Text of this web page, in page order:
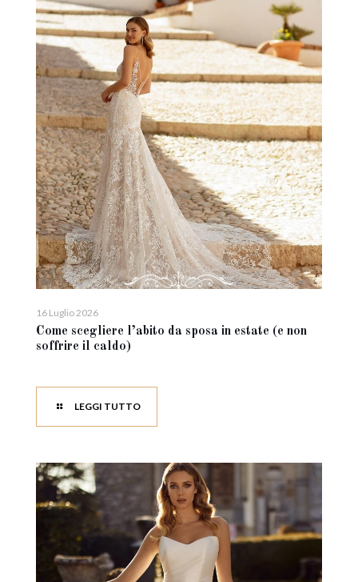
16 Luglio 2026
Come scegliere l’abito da sposa in estate (e non
soffrire il caldo)
LEGGI TUTTO